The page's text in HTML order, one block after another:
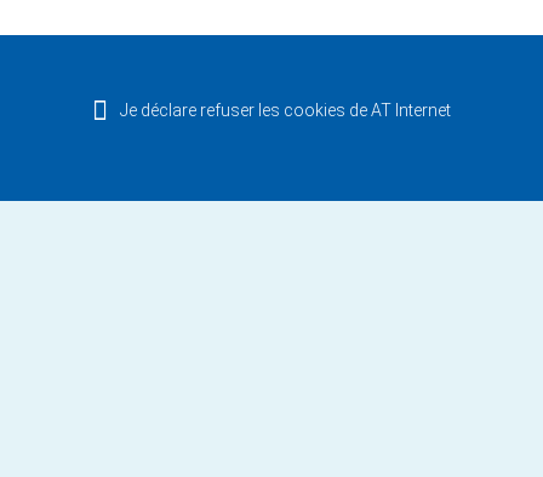
Je déclare refuser les cookies de AT Internet